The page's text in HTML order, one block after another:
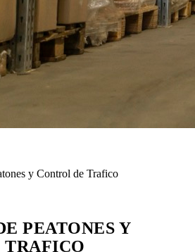
y Control de Trafico
PEATONES Y
TRAFICO